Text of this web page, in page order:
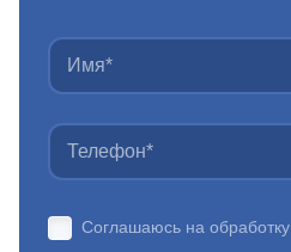
Соглашаюсь на обработку